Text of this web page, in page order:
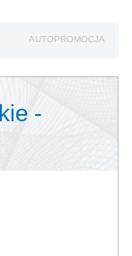
AUTOPROMOCJA
-